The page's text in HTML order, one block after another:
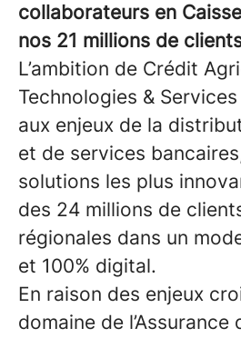
collaborateurs en
nos 21 millions de
L’ambition de Crédit
Technologies &
aux enjeux de la
et de services
solutions les plus
des 24 millions de
régionales dans un
et 100% digital.
En raison des enjeux
domaine de